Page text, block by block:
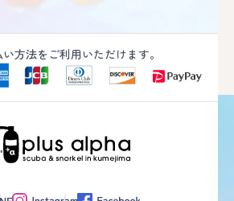
方法をご利用いただけます。